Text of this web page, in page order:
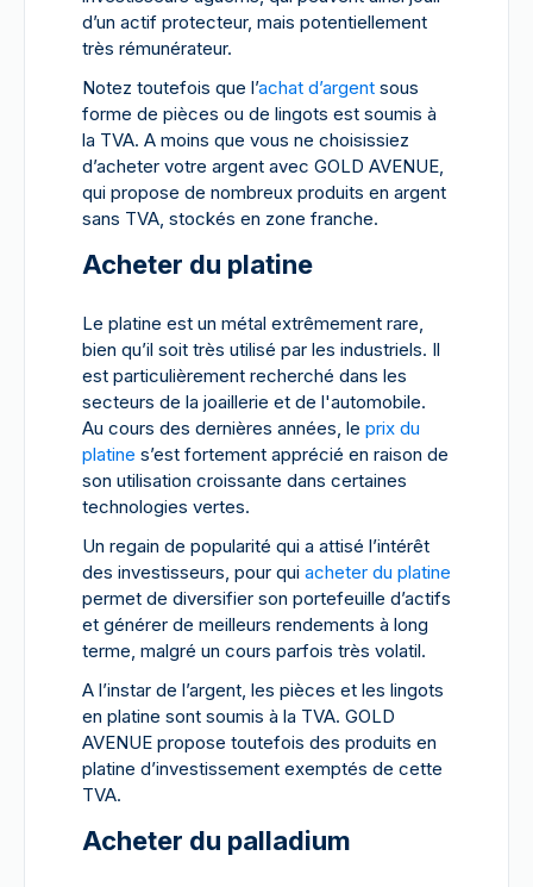
d’un actif protecteur, mais potentiellement
très rémunérateur.
Notez toutefois que l’achat d’argent sous
forme de pièces ou de lingots est soumis à
la TVA. A moins que vous ne choisissiez
d’acheter votre argent avec GOLD AVENUE,
qui propose de nombreux produits en argent
sans TVA, stockés en zone franche.
Acheter du platine
Le platine est un métal extrêmement rare,
bien qu’il soit très utilisé par les industriels. Il
est particulièrement recherché dans les
secteurs de la joaillerie et de l'automobile.
Au cours des dernières années, le prix du
platine s’est fortement apprécié en raison de
son utilisation croissante dans certaines
technologies vertes.
Un regain de popularité qui a attisé l’intérêt
des investisseurs, pour qui acheter du platine
permet de diversifier son portefeuille d’actifs
et générer de meilleurs rendements à long
terme, malgré un cours parfois très volatil.
A l’instar de l’argent, les pièces et les lingots
en platine sont soumis à la TVA. GOLD
AVENUE propose toutefois des produits en
platine d’investissement exemptés de cette
TVA.
Acheter du palladium